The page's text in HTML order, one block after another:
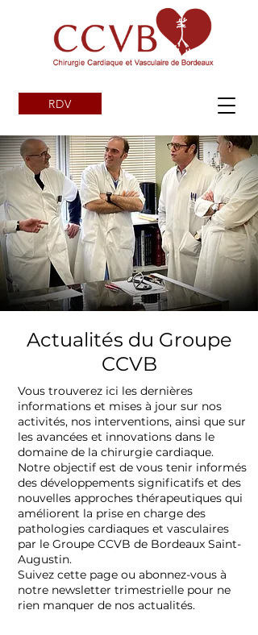
RDV
Actualités du Groupe
CCVB
Vous trouverez ici les dernières
informations et mises à jour sur nos
activités, nos interventions, ainsi que sur
les avancées et innovations dans le
domaine de la chirurgie cardiaque.
Notre objectif est de vous tenir informés
des développements significatifs et des
nouvelles approches thérapeutiques qui
améliorent la prise en charge des
pathologies cardiaques et vasculaires
par le Groupe CCVB de Bordeaux Saint-
Augustin.
Suivez cette page ou abonnez-vous à
notre newsletter trimestrielle pour ne
rien manquer de nos actualités.